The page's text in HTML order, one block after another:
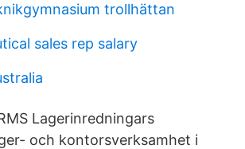
trollhättan
sales rep salary
Lagerinredningars
och kontorsverksamhet i